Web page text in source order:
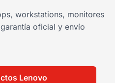
workstations, monitores
oficial y envío
Lenovo